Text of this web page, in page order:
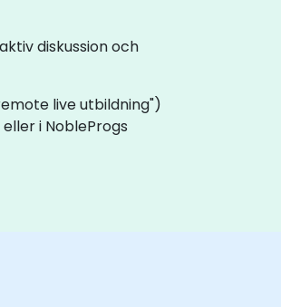
diskussion och
live utbildning")
i NobleProgs